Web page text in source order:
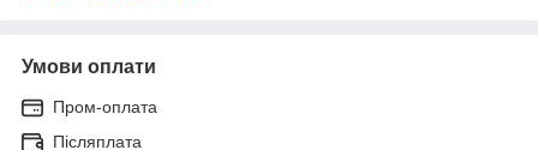
Умови оплати
Пром-оплата
Післяплата